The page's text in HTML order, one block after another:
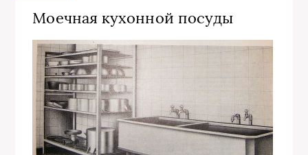
Моечная кухонной посуды